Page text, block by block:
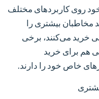
روی کاربردهای مختلف
مخاطبان بیشتری را
می‌کنند، برخی
هم برای خرید
خاص خود را دارند.